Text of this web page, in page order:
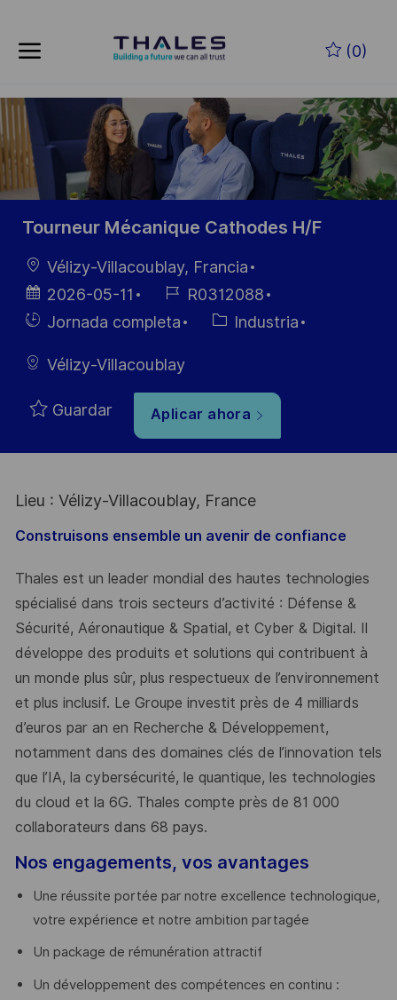
(0)
-
Tourneur Mécanique Cathodes H/F
Ubicación
Vélizy-Villacoublay, Francia
Fecha de
publicación
2026-05-11
ID de
empleo
R0312088
HiringJornada completa Categoría
Industria
Vélizy-Villacoublay
Guardar Aplicar ahora
Lieu : Vélizy-Villacoublay, France
Construisons ensemble un avenir de confiance
Thales est un leader mondial des hautes technologies
spécialisé dans trois secteurs d’activité : Défense &
Sécurité, Aéronautique & Spatial, et Cyber & Digital. Il
développe des produits et solutions qui contribuent à
un monde plus sûr, plus respectueux de l’environnement
et plus inclusif. Le Groupe investit près de 4 milliards
d’euros par an en Recherche & Développement,
notamment dans des domaines clés de l’innovation tels
que l’IA, la cybersécurité, le quantique, les technologies
du cloud et la 6G. Thales compte près de 81 000
collaborateurs dans 68 pays.
Nos engagements, vos avantages
Une réussite portée par notre excellence technologique,
votre expérience et notre ambition partagée
Un package de rémunération attractif
Un développement des compétences en continu :